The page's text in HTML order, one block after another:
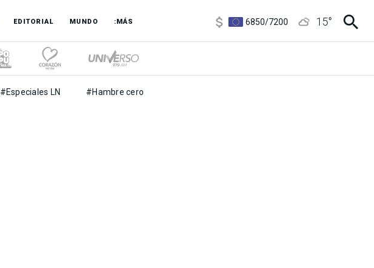
EDITORIAL MUNDO :MÁS
6850/7200
15°
#Especiales LN #Hambre cero